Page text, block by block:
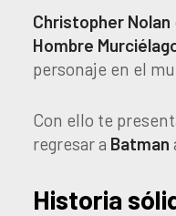
Christopher Nolan
Hombre
personaje en el
Con ello te
regresar a Batman
Historia